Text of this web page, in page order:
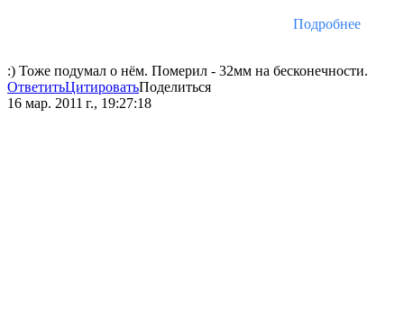
Подробнее
:) Тоже подумал о нём. Померил - 32мм на бесконечности.
ОтветитьЦитироватьПоделиться
16 мар. 2011 г., 19:27:18